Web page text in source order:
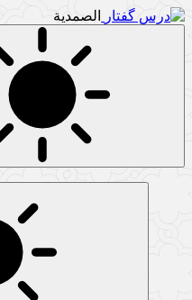
الصمدیة